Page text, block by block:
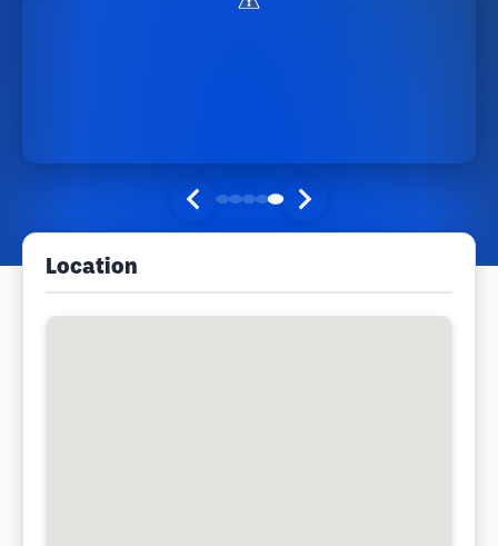
Location